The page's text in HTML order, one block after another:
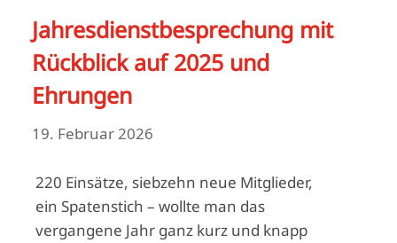
Jahresdienstbesprechung mit
Rückblick auf 2025 und
Ehrungen
19. Februar 2026
220 Einsätze, siebzehn neue Mitglieder,
ein Spatenstich – wollte man das
vergangene Jahr ganz kurz und knapp